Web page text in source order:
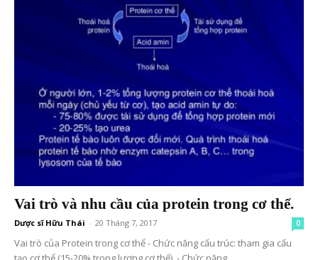
Vai trò và nhu cầu của protein trong cơ thể.
Dược sĩ Hữu Thái - 20 Tháng 7, 2017 0
Vai trò của Protein trong cơ thể - Chức năng cấu trúc: tham gia cấu